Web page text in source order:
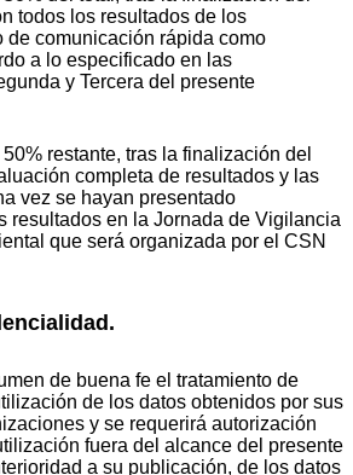
todos los resultados de los
de comunicación rápida como
a lo especificado en las
y Tercera del presente
restante, tras la finalización del
completa de resultados y las
vez se hayan presentado
resultados en la Jornada de Vigilancia
que será organizada por el CSN
de buena fe el tratamiento de
de los datos obtenidos por sus
y se requerirá autorización
fuera del alcance del presente
a su publicación, de los datos